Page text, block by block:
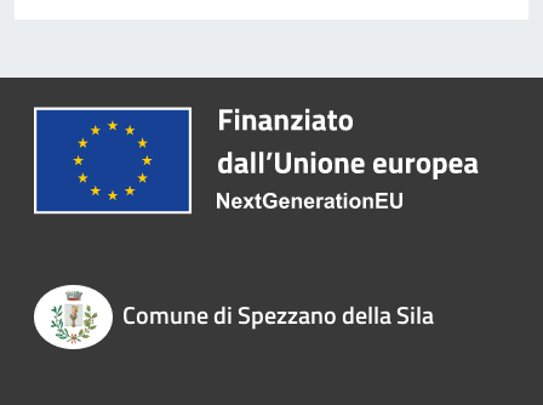
Comune di Spezzano della Sila